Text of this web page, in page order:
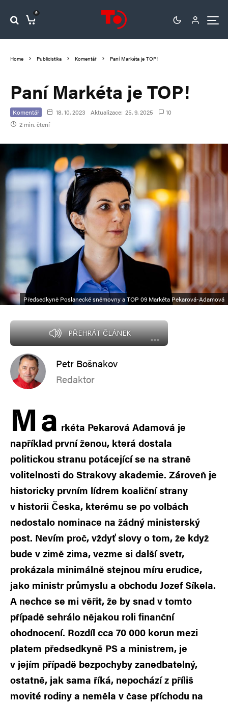
0
Home Publicistika Komentář Paní Markéta je TOP!
Paní Markéta je TOP!
Komentář 18. 10. 2023 Aktualizace: 25. 9. 2025
10
2 min. čtení
Předsedkyně Poslanecké sněmovny a TOP 09 Markéta Pekarová-Adamová
PŘEHRÁT ČLÁNEK
Petr Bošnakov
Redaktor
Ma rkéta Pekarová Adamová je
například první ženou, která dostala
politickou stranu potácející se na straně
volitelnosti do Strakovy akademie. Zároveň je
historicky prvním lídrem koaliční strany
v historii Česka, kterému se po volbách
nedostalo nominace na žádný ministerský
post. Nevím proč, vždyť slovy o tom, že když
bude v zimě zima, vezme si další svetr,
prokázala minimálně stejnou míru erudice,
jako ministr průmyslu a obchodu Jozef Síkela.
A nechce se mi věřit, že by snad v tomto
případě sehrálo nějakou roli finanční
ohodnocení. Rozdíl cca 70 000 korun mezi
platem předsedkyně PS a ministrem, je
v jejím případě bezpochyby zanedbatelný,
ostatně, jak sama říká, nepochází z příliš
movité rodiny a neměla v čase příchodu na